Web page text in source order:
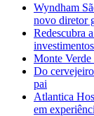
Wyndham
novo diretor
Redescubra
Monte Verde
Do
pai
Atlantica
em